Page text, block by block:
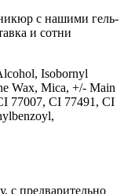
с нашими гель-
и сотни
Isobornyl
Wax, Mica, +/- Main
77007, CI 77491, CI
с предварительно